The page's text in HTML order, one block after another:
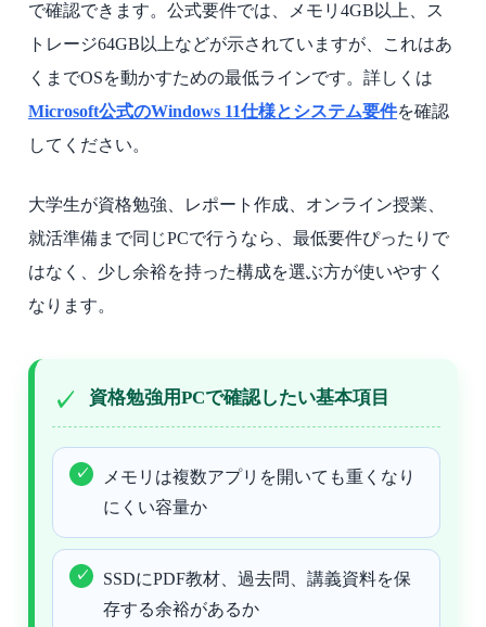
で確認できます。公式要件では、メモリ4GB以上、ス
トレージ64GB以上などが示されていますが、これはあ
くまでOSを動かすための最低ラインです。詳しくは
Microsoft公式のWindows 11仕様とシステム要件を確認
してください。
大学生が資格勉強、レポート作成、オンライン授業、
就活準備まで同じPCで行うなら、最低要件ぴったりで
はなく、少し余裕を持った構成を選ぶ方が使いやすく
なります。
資格勉強用PCで確認したい基本項目
メモリは複数アプリを開いても重くなり
にくい容量か
SSDにPDF教材、過去問、講義資料を保
存する余裕があるか